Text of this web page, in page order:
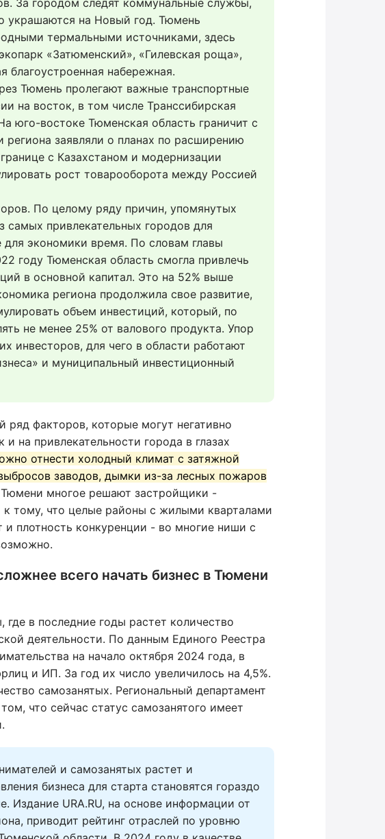
За городом следят коммунальные службы,
украшаются на Новый год. Тюмень
термальными источниками, здесь
«Затюменский», «Гилевская роща»,
благоустроенная набережная.
Тюмень пролегают важные транспортные
на восток, в том числе Транссибирская
юго-востоке Тюменская область граничит с
региона заявляли о планах по расширению
с Казахстаном и модернизации
рост товарооборота между Россией
По целому ряду причин, упомянутых
привлекательных городов для
экономики время. По словам главы
году Тюменская область смогла привлечь
в основной капитал. Это на 52% выше
региона продолжила свое развитие,
объем инвестиций, который, по
не менее 25% от валового продукта. Упор
инвесторов, для чего в области работают
и муниципальный инвестиционный
факторов, которые могут негативно
и на привлекательности города в глазах
отнести холодный климат с затяжной
заводов, дымки из-за лесных пожаров
многое решают застройщики -
к тому, что целые районы с жилыми кварталами
и плотность конкуренции - во многие ниши с
всего начать бизнес в Тюмени
в последние годы растет количество
деятельности. По данным Единого Реестра
на начало октября 2024 года, в
и ИП. За год их число увеличилось на 4,5%.
самозанятых. Региональный департамент
что сейчас статус самозанятого имеет
и самозанятых растет и
бизнеса для старта становятся гораздо
Издание URA.RU, на основе информации от
приводит рейтинг отраслей по уровню